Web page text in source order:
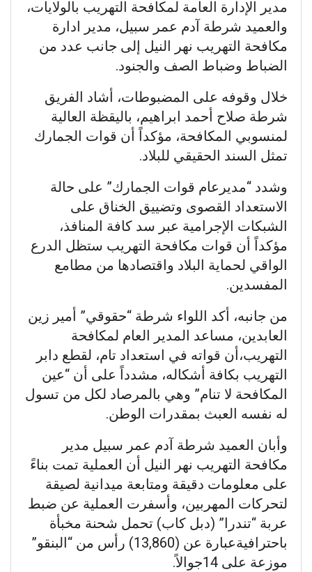
مدير الإدارة العامة لمكافحة التهريب بالولايات،
والعميد شرطة آدم عمر سبيل، مدير ادارة
مكافحة التهريب نهر النيل إلى جانب عدد من
الضباط وضباط الصف والجنود.
​خلال وقوفه على المضبوطات، أشاد الفريق
شرطة صلاح أحمد ابراهيم، باليقظة العالية
لمنسوبي المكافحة، مؤكداً أن قوات الجمارك
تمثل السند الحقيقي للبلاد.
وشدد “مديرعام قوات الجمارك” على حالة
الاستعداد القصوى وتضييق الخناق على
الشبكات الإجرامية عبر سد كافة المنافذ،
مؤكداً أن قوات مكافحة التهريب ستظل الدرع
الواقي لحماية البلاد واقتصادها من مطامع
المفسدين.
​من جانبه، أكد اللواء شرطة “حقوقي” أمير زين
العابدين، مساعد المدير العام لمكافحة
التهريب،أن قواته في استعداد تام، لقطع دابر
التهريب بكافة أشكاله، مشدداً على أن “عين
المكافحة لا تنام” وهي بالمرصاد لكل من تسول
له نفسه العبث بمقدرات الوطن.
​وأبان ​العميد شرطة آدم عمر سبيل مدير
مكافحة التهريب نهر النيل أن العملية تمت بناءً
على معلومات دقيقة ومتابعة ميدانية لصيقة
لتحركات المهربين، وأسفرت العملية عن ضبط
عربة “تندرا” (دبل كاب) تحمل شحنة مخبأة
باحترافيةعبارة عن (13,860) رأس من “البنقو”
موزعة على 14جوالاً.